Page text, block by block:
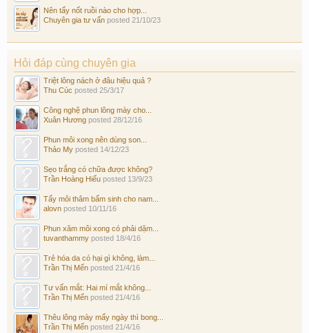
Nên tẩy nốt ruồi nào cho hợp...
Chuyên gia tư vấn posted 21/10/23
Hỏi đáp cùng chuyên gia
Triệt lông nách ở đâu hiệu quả ?
Thu Cúc posted 25/3/17
Công nghệ phun lông mày cho...
Xuân Hương posted 28/12/16
Phun môi xong nên dùng son...
Thảo My posted 14/12/23
Sẹo trắng có chữa được không?
Trần Hoàng Hiếu posted 13/9/23
Tẩy môi thâm bẩm sinh cho nam...
alovn posted 10/11/16
Phun xăm môi xong có phải dặm...
tuvanthammy posted 18/4/16
Trẻ hóa da có hại gì không, làm...
Trần Thị Mến posted 21/4/16
Tư vấn mắt: Hai mí mắt không...
Trần Thị Mến posted 21/4/16
Thêu lông mày mấy ngày thì bong...
Trần Thị Mến posted 21/4/16